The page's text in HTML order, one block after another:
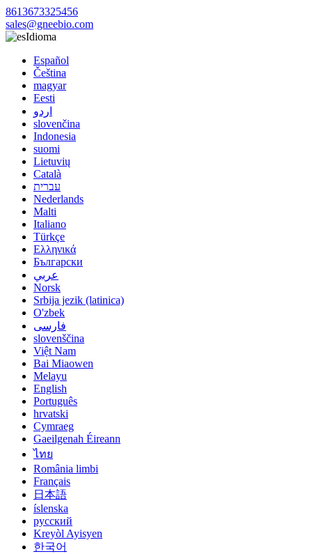
8613673325456
sales@gneebio.com
Idioma
Español
Čeština
magyar
Eesti
اردو
slovenčina
Indonesia
suomi
Lietuvių
Català
עברית
Nederlands
Malti
Italiano
Türkçe
Ελληνικά
Български
عربي
Norsk
Srbija jezik (latinica)
O'zbek
فارسی
slovenščina
Việt Nam
Bai Miaowen
Melayu
English
Português
hrvatski
Cymraeg
Gaeilgenah Éireann
ไทย
România limbi
Français
日本語
íslenska
русский
Kreyòl Ayisyen
한국어